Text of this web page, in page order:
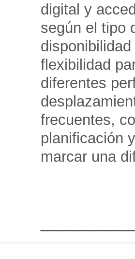
digital y
según el tipo
flexibilidad
diferentes
frecuentes,
planificación
marcar una